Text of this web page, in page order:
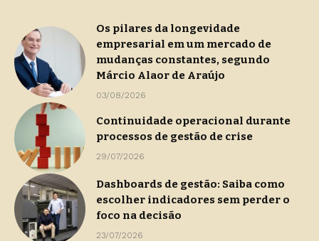
Os pilares da longevidade
empresarial em um mercado de
mudanças constantes, segundo
Márcio Alaor de Araújo
03/08/2026
Continuidade operacional durante
processos de gestão de crise
29/07/2026
Dashboards de gestão: Saiba como
escolher indicadores sem perder o
foco na decisão
23/07/2026